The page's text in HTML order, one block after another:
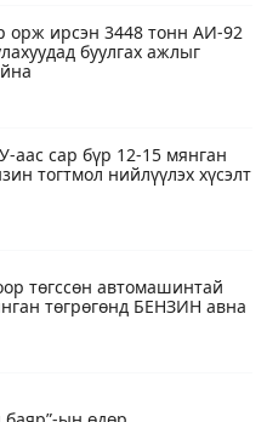
орж ирсэн 3448 тонн АИ-92
буулгах ажлыг
аас сар бүр 12-15 мянган
тогтмол нийлүүлэх хүсэлт
төгссөн автомашинтай
төгрөгөнд БЕНЗИН авна